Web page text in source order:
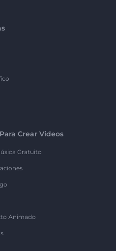
Crear Videos
Gratuito
Animado